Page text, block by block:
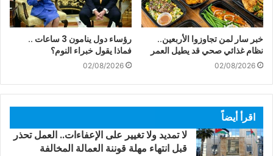
خبر سار لمن تجاوزوا الأربعين..
نظام غذائي صحي قد يطيل العمر
02/08/2026
رؤساء دول ينامون 3 ساعات ..
فماذا يقول خبراء النوم؟
02/08/2026
اقرأ أيضاً
لا تمديد ولا تغيير على الإعفاءات.. العمل تحذر
قبل انتهاء مهلة قوننة العمالة المخالفة